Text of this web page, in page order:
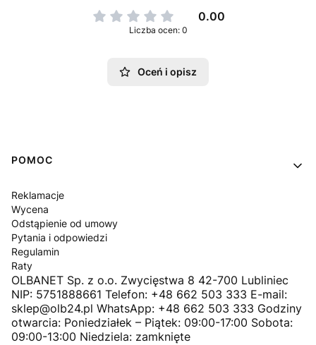
0.00
Liczba ocen: 0
Oceń i opisz
Linki w stopce
POMOC
Reklamacje
Wycena
Odstąpienie od umowy
Pytania i odpowiedzi
Regulamin
Raty
OLBANET Sp. z o.o. Zwycięstwa 8 42-700 Lubliniec
NIP: 5751888661 Telefon: +48 662 503 333 E-mail:
sklep@olb24.pl WhatsApp: +48 662 503 333 Godziny
otwarcia: Poniedziałek – Piątek: 09:00-17:00 Sobota:
09:00-13:00 Niedziela: zamknięte